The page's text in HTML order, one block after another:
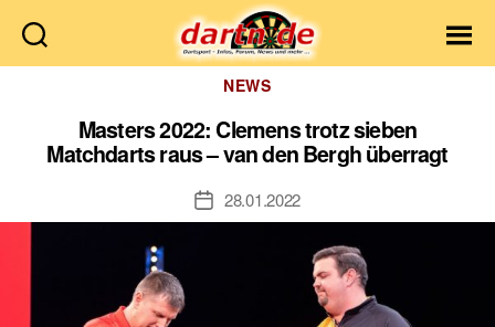
Dartn.de
Kategorien
NEWS
Masters 2022: Clemens trotz sieben
Matchdarts raus – van den Bergh überragt
Veröffentlichungsdatum
28.01.2022